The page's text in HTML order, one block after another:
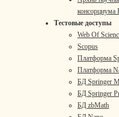
консорциума
Тестовые доступы
Web Of
Scopus
Платформа
Платформа
БД Springer
БД Springer
БД zbMath